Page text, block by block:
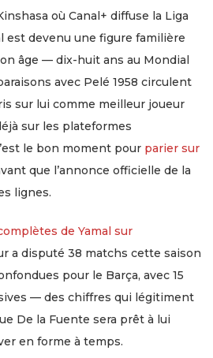
où Canal+ diffuse la Liga
est devenu une figure familière
âge — dix-huit ans au Mondial
avec Pelé 1958 circulent
sur lui comme meilleur joueur
sur les plateformes
le bon moment pour parier sur
que l’annonce officielle de la
lignes.
de Yamal sur
a disputé 38 matchs cette saison
pour le Barça, avec 15
— des chiffres qui légitiment
De la Fuente sera prêt à lui
en forme à temps.